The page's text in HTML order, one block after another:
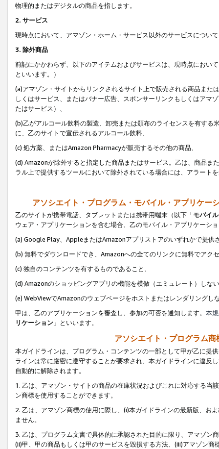
物理的またはデジタルの商品を指します。
2. サービス
現時点において、アマゾン・ホーム・サービス以外のサービスについ
3. 除外商品
前記にかかわらず、以下のアイテムおよびサービスは、現時点におい
といいます。）
(a)アマゾン・サイトからリンクされるサイト上で販売される商品ま
しくはサービス、またはバナー広告、スポンサーリンクもしくはアマ
たはサービス）、
(b)乙がアルコール飲料の製造、卸売または頒布のライセンスを有す
に、乙のサイトで宣伝されるアルコール飲料、
(c) 処方薬、またはAmazon Pharmacyが販売するその他の商品、
(d) Amazonが除外すると指定した商品またはサービス。乙は、商品ま
ラル上で提供するツールにおいて除外されている場合には、アラート
アソシエイト・プログラム・モバイル・アプリケー
乙のサイトが携帯電話、タブレットまたは携帯用端末（以下「モバイ
ウェア・アプリケーションを含む場合、乙のモバイル・アプリケーシ
(a) Google Play、AppleまたはAmazonアプリストアのいずれかで提供
(b) 無料でダウンロードでき、Amazonへの全てのリンクに無料でアク
(c) 独自のコンテンツを有するものであること、
(d) Amazonのショッピングアプリの機能を模倣（エミュレート）しな
(e) WebViewでAmazonのウェブページをホストまたはレンダリングし
甲は、乙のアプリケーションを審査し、参加の可否を通知します。 本
リケーション 」といいます。
アソシエイト・プログラム
本ガイドラインは、プログラム・コンテンツの一部として甲が乙に提
ラインは常に厳密に遵守することが要求され、本ガイドラインに違反
自動的に解除されます。
1. 乙は、アマゾン・サイトの商品の在庫状況およびこれに対応する
ン商標を使用することができます。
2. 乙は、アマゾン商標の使用に際し、(i)本ガイドラインの最新版、お
ません。
3. 乙は、プログラム文書で具体的に承認された目的に限り、アマゾン
(ii)甲、甲の商品もしくは甲のサービスを毀損する方法、(iii)アマゾン